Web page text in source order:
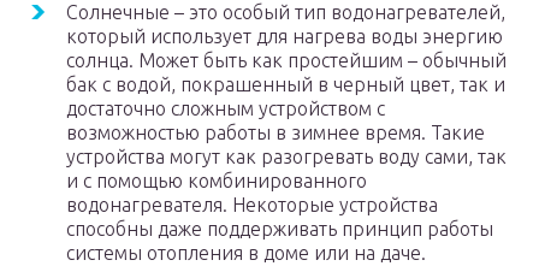
Солнечные – это особый тип водонагревателей,
который использует для нагрева воды энергию
солнца. Может быть как простейшим – обычный
бак с водой, покрашенный в черный цвет, так и
достаточно сложным устройством с
возможностью работы в зимнее время. Такие
устройства могут как разогревать воду сами, так
и с помощью комбинированного
водонагревателя. Некоторые устройства
способны даже поддерживать принцип работы
системы отопления в доме или на даче.